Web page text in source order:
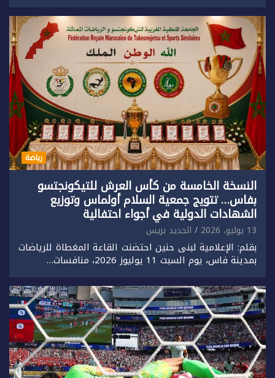
رياضة
النسخة الخامسة من كأس العرش للتيكونجتسو
بفاس… تتويج جمعية السلام أولماس وتوزيع
الشهادات الدولية في أجواء احتفالية
13 يوليو، 2026 الجديد بريس
بقلم: الإعلامية لبنى حنين احتضنت القاعة المغطاة للرياضات
بمدينة فاس، يوم السبت 11 يوليوز 2026، منافسات…